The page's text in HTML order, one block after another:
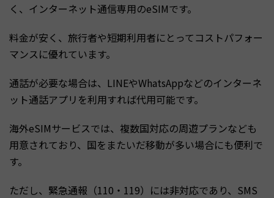
く、インターネット通信専用のeSIMです。
料金が安く、旅行者や短期利用者にとってコストパフォー
マンスに優れています。
通話が必要な場合は、LINEやWhatsAppなどのインターネ
ット通話アプリを利用すれば代用可能です。
海外eSIMサービスでは、複数国対応の周遊プランなども
用意されており、国をまたいだ移動が多い場合にも便利で
す。
ただし、緊急通報（110・119）には非対応であり、SMS